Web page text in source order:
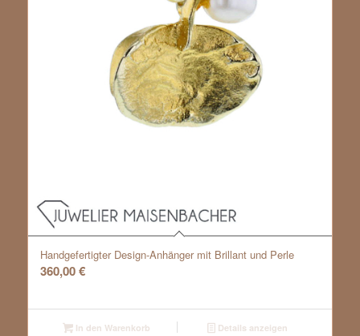
Handgefertigter Design-Anhänger mit Brillant und Perle
360,00€
In den Warenkorb Details anzeigen